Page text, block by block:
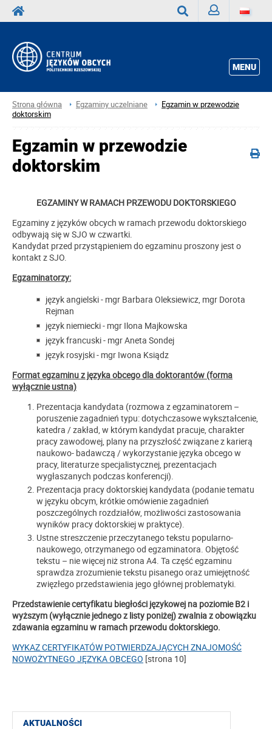
MENU
Strona główna Egzaminy uczelniane
Egzamin w przewodzie
doktorskim
AKTUALNOŚCI
Egzamin w przewodzie
doktorskim
EGZAMINY W RAMACH PRZEWODU DOKTORSKIEGO
Egzaminy z języków obcych w ramach przewodu doktorskiego
odbywają się w SJO w czwartki.
Kandydat przed przystąpieniem do egzaminu proszony jest o
kontakt z SJO.
Egzaminatorzy:
język angielski - mgr Barbara Oleksiewicz, mgr Dorota
Rejman
język niemiecki - mgr Ilona Majkowska
język francuski - mgr Aneta Sondej
język rosyjski - mgr Iwona Ksiądz
Format egzaminu z języka obcego dla doktorantów (forma
wyłącznie ustna)
Prezentacja kandydata (rozmowa z egzaminatorem –
poruszenie zagadnień typu: dotychczasowe wykształcenie,
katedra / zakład, w którym kandydat pracuje, charakter
pracy zawodowej, plany na przyszłość związane z karierą
naukowo- badawczą / wykorzystanie języka obcego w
pracy, literaturze specjalistycznej, prezentacjach
wygłaszanych podczas konferencji).
Prezentacja pracy doktorskiej kandydata (podanie tematu
w języku obcym, krótkie omówienie zagadnień
poszczególnych rozdziałów, możliwości zastosowania
wyników pracy doktorskiej w praktyce).
Ustne streszczenie przeczytanego tekstu popularno-
naukowego, otrzymanego od egzaminatora. Objętość
tekstu – nie więcej niż strona A4. Ta część egzaminu
sprawdza zrozumienie tekstu pisanego oraz umiejętność
zwięzłego przedstawienia jego głównej problematyki.
Przedstawienie certyfikatu biegłości językowej na poziomie B2 i
wyższym (wyłącznie jednego z listy poniżej) zwalnia z obowiązku
zdawania egzaminu w ramach przewodu doktorskiego.
WYKAZ CERTYFIKATÓW POTWIERDZAJĄCYCH ZNAJOMOŚĆ
NOWOŻYTNEGO JĘZYKA OBCEGO [strona 10]